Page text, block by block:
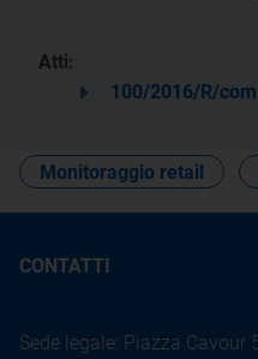
Atti:
100/2016/R/com
Monitoraggio retail
CONTATTI
Sede legale: Piazza Cavour